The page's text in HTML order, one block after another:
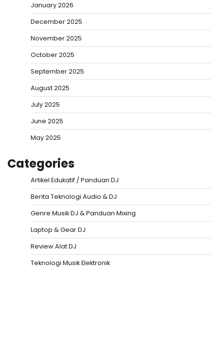
January 2026
December 2025
November 2025
October 2025
September 2025
August 2025
July 2025
June 2025
May 2025
Categories
Artikel Edukatif / Panduan DJ
Berita Teknologi Audio & DJ
Genre Musik DJ & Panduan Mixing
Laptop & Gear DJ
Review Alat DJ
Teknologi Musik Elektronik